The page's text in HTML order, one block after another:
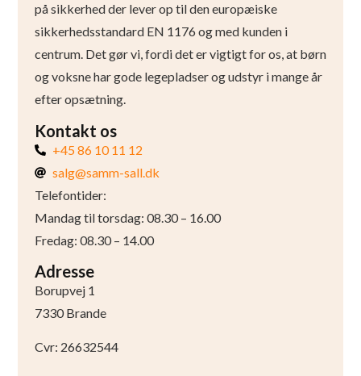
på sikkerhed der lever op til den europæiske
sikkerhedsstandard EN 1176 og med kunden i
centrum. Det gør vi, fordi det er vigtigt for os, at børn
og voksne har gode legepladser og udstyr i mange år
efter opsætning.
Kontakt os
+45 86 10 11 12
salg@samm-sall.dk
Telefontider:
Mandag til torsdag: 08.30 – 16.00
Fredag: 08.30 – 14.00
Adresse
Borupvej 1
7330 Brande
Cvr: 26632544